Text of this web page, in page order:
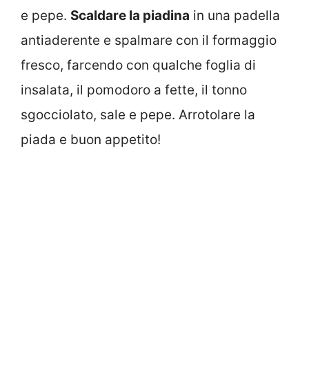
e pepe. Scaldare la piadina in una padella
antiaderente e spalmare con il formaggio
fresco, farcendo con qualche foglia di
insalata, il pomodoro a fette, il tonno
sgocciolato, sale e pepe. Arrotolare la
piada e buon appetito!